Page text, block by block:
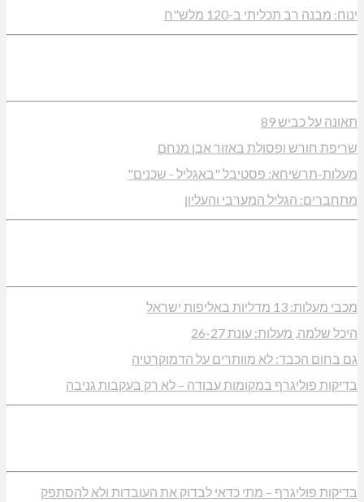
ינוח: מבנה רב תכליתי ב-120 מלש"ח
תאונה על כביש 89
שריפת חורש ופסולת באזור אבן מנחם
מעלות-תרשיחא: פסטיבל "באגליל - שכנים"
מתחברים: הגליל המערבי והעליון
מכבי מעלות: 13 מדליות באליפות ישראל
היכל שלמה, מעלות: עונת 26-27
גם בחום הכבד: לא מוותרים על הדמוקרטיה
בדיקות פוליגרף במקומות עבודה – לא רק בעקבות גניבה
בדיקות פוליגרף – מתי כדאי לבדוק את העובדות ולא להסתפק